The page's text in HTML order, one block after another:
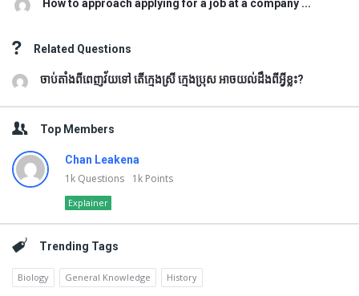
How to approach applying for a job at a company ...
Related Questions
ចាប់តាំងពីពេញវ័យទៅ តើក្មេងស្រី ក្មេងប្រុស អាចយល់ដឹងពីអ្វីខ្លះ?
Top Members
Chan Leakena
1k Questions 1k Points
Explainer
Trending Tags
Biology General Knowledge History